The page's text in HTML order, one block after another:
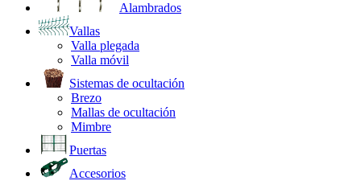
Alambrados
Vallas
Valla plegada
Valla móvil
Sistemas de ocultación
Brezo
Mallas de ocultación
Mimbre
Puertas
Accesorios